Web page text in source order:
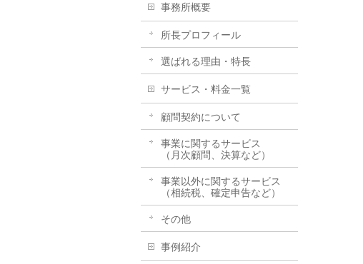
事務所概要
所長プロフィール
選ばれる理由・特長
サービス・料金一覧
顧問契約について
事業に関するサービス
（月次顧問、決算など）
事業以外に関するサービス
（相続税、確定申告など）
その他
事例紹介